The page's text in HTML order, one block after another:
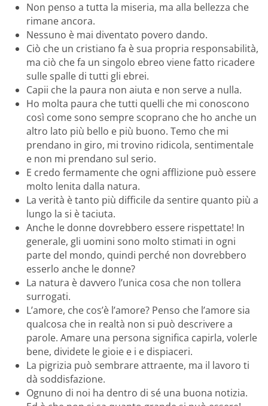
Non penso a tutta la miseria, ma alla bellezza che
rimane ancora.
Nessuno è mai diventato povero dando.
Ciò che un cristiano fa è sua propria responsabilità,
ma ciò che fa un singolo ebreo viene fatto ricadere
sulle spalle di tutti gli ebrei.
Capii che la paura non aiuta e non serve a nulla.
Ho molta paura che tutti quelli che mi conoscono
così come sono sempre scoprano che ho anche un
altro lato più bello e più buono. Temo che mi
prendano in giro, mi trovino ridicola, sentimentale
e non mi prendano sul serio.
E credo fermamente che ogni afflizione può essere
molto lenita dalla natura.
La verità è tanto più difficile da sentire quanto più a
lungo la si è taciuta.
Anche le donne dovrebbero essere rispettate! In
generale, gli uomini sono molto stimati in ogni
parte del mondo, quindi perché non dovrebbero
esserlo anche le donne?
La natura è davvero l’unica cosa che non tollera
surrogati.
L’amore, che cos’è l’amore? Penso che l’amore sia
qualcosa che in realtà non si può descrivere a
parole. Amare una persona significa capirla, volerle
bene, dividete le gioie e i e dispiaceri.
La pigrizia può sembrare attraente, ma il lavoro ti
dà soddisfazione.
Ognuno di noi ha dentro di sé una buona notizia.